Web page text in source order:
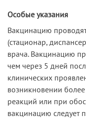
Особые указания
Вакцинацию
(стационар,
врача. Вакцинацию
чем через 5 дней
клинических
возникновении
реакций или при
вакцинацию следует